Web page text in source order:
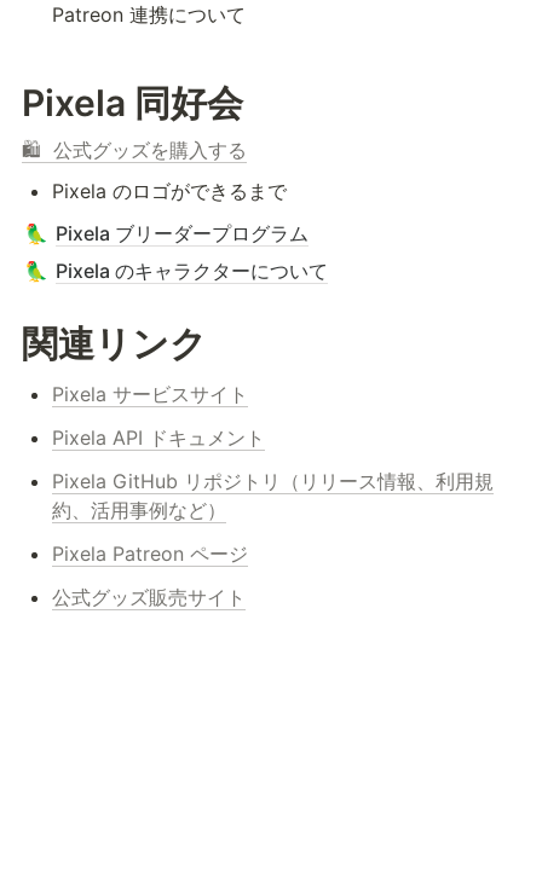
Patreon 連携について
Pixela 同好会
🛍️  公式グッズを購入する
Pixela のロゴができるまで
🦜 Pixela ブリーダープログラム
🦜 Pixela のキャラクターについて
関連リンク
Pixela サービスサイト
Pixela API ドキュメント
Pixela GitHub リポジトリ（リリース情報、利用規
約、活用事例など）
Pixela Patreon ページ
公式グッズ販売サイト